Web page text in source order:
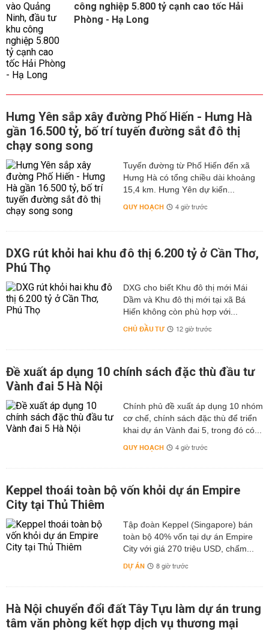
công nghiệp 5.800 tỷ cạnh cao tốc Hải
Phòng - Hạ Long
Hưng Yên sắp xây đường Phố Hiến - Hưng Hà
gần 16.500 tỷ, bố trí tuyến đường sắt đô thị
chạy song song
Tuyến đường từ Phố Hiến đến xã
Hưng Hà có tổng chiều dài khoảng
15,4 km. Hưng Yên dự kiến...
QUY HOẠCH 4 giờ trước
DXG rút khỏi hai khu đô thị 6.200 tỷ ở Cần Thơ,
Phú Thọ
DXG cho biết Khu đô thị mới Mái
Dầm và Khu đô thị mới tại xã Bá
Hiến không còn phù hợp với...
CHỦ ĐẦU TƯ 12 giờ trước
Đề xuất áp dụng 10 chính sách đặc thù đầu tư
Vành đai 5 Hà Nội
Chính phủ đề xuất áp dụng 10 nhóm
cơ chế, chính sách đặc thù để triển
khai dự án Vành đai 5, trong đó có...
QUY HOẠCH 4 giờ trước
Keppel thoái toàn bộ vốn khỏi dự án Empire
City tại Thủ Thiêm
Tập đoàn Keppel (Singapore) bán
toàn bộ 40% vốn tại dự án Empire
City với giá 270 triệu USD, chấm...
DỰ ÁN 8 giờ trước
Hà Nội chuyển đổi đất Tây Tựu làm dự án trung
tâm văn phòng kết hợp dịch vụ thương mại